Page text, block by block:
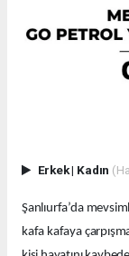
Erkek| Kadın
Şanlıurfa’da
kafa kafaya